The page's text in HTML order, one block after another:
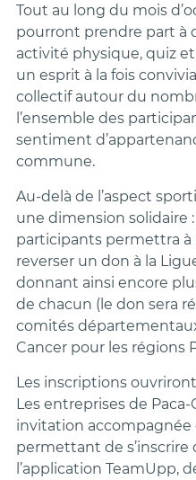
Tout au long du mois
pourront prendre part à
activité physique, quiz
un esprit à la fois
collectif autour du
l’ensemble des
sentiment
commune.
Au-delà de l’aspect
une dimension solidaire
participants permettra à
reverser un don à la
donnant ainsi encore
de chacun (le don sera
comités
Cancer pour les régions
Les inscriptions
Les entreprises de
invitation accompagnée
permettant de
l’application TeamUpp,